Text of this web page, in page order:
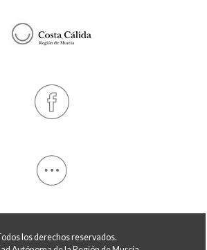
los derechos reservados.